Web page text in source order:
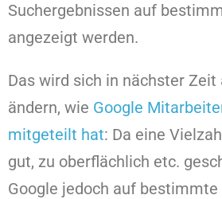
Suchergebnissen auf
angezeigt werden.
Das wird sich in nächster Zeit
ändern, wie Google
mitgeteilt hat: Da eine
gut, zu oberflächlich etc.
Google jedoch auf